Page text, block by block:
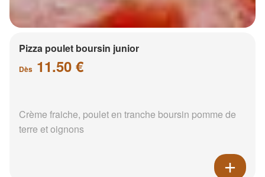
Pizza poulet boursin junior
Dès 11.50 €
Crème fraiche, poulet en tranche boursin pomme de
terre et oignons